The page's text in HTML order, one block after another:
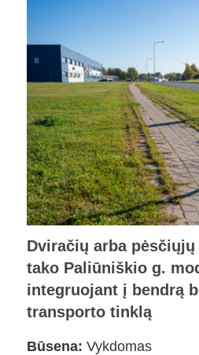
Dviračių arba
tako Paliūniškio g.
integruojant į bendrą
transporto tinklą
Būsena: Vykdomas